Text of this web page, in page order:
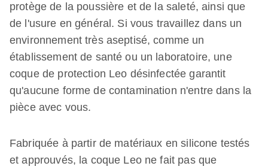
protège de la poussière et de la saleté, ainsi que
de l'usure en général. Si vous travaillez dans un
environnement très aseptisé, comme un
établissement de santé ou un laboratoire, une
coque de protection Leo désinfectée garantit
qu'aucune forme de contamination n'entre dans la
pièce avec vous.
Fabriquée à partir de matériaux en silicone testés
et approuvés, la coque Leo ne fait pas que